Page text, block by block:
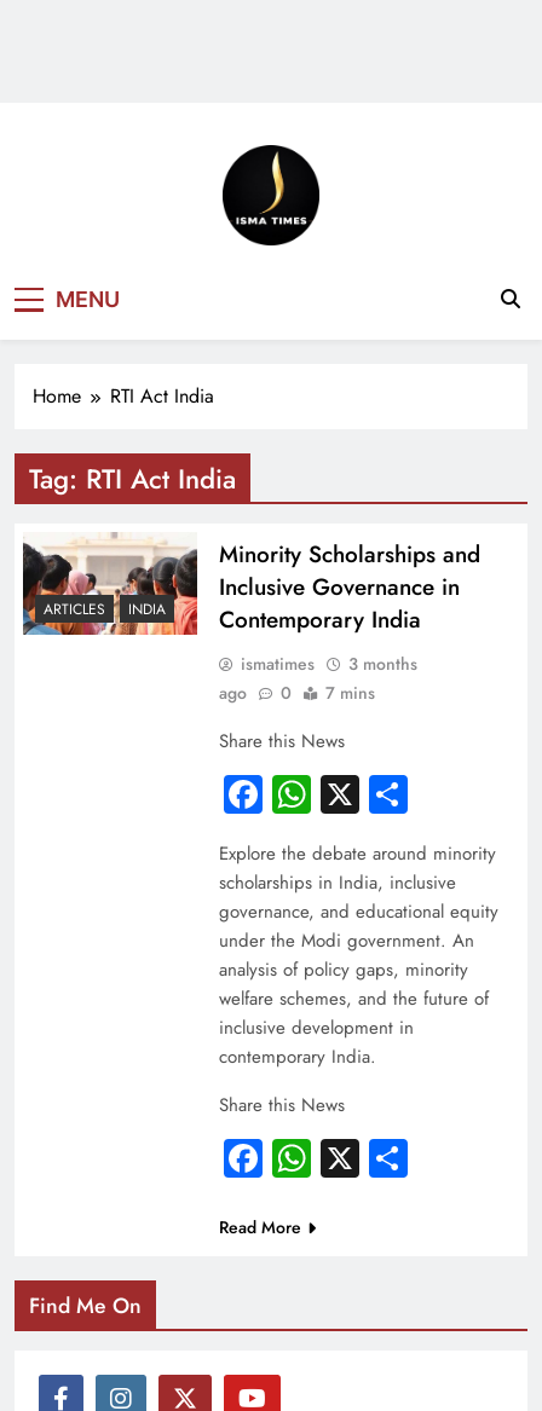
NEWS
MENU
Home RTI Act India
Tag: RTI Act India
ARTICLES INDIA
Minority Scholarships and
Inclusive Governance in
Contemporary India
ismatimes
3 months
ago
0 7 mins
Share this News
Facebook
WhatsApp
X Share
Explore the debate around minority
scholarships in India, inclusive
governance, and educational equity
under the Modi government. An
analysis of policy gaps, minority
welfare schemes, and the future of
inclusive development in
contemporary India.
Share this News
Facebook
WhatsApp
X Share
Read More
Find Me On